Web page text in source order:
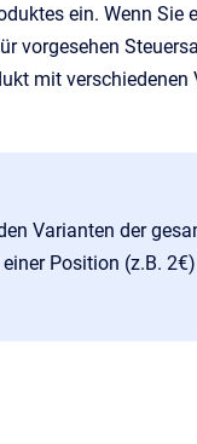
ein. Wenn
vorgesehen
mit
Varianten der
Position (z.B.